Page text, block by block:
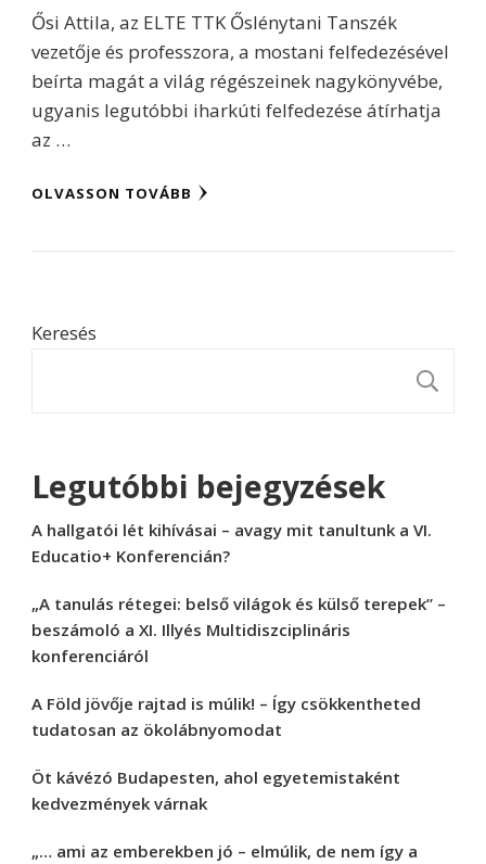
Ősi Attila, az ELTE TTK Őslénytani Tanszék
vezetője és professzora, a mostani felfedezésével
beírta magát a világ régészeinek nagykönyvébe,
ugyanis legutóbbi iharkúti felfedezése átírhatja
az …
OLVASSON TOVÁBB
Keresés
Legutóbbi bejegyzések
A hallgatói lét kihívásai – avagy mit tanultunk a VI.
Educatio+ Konferencián?
„A tanulás rétegei: belső világok és külső terepek” –
beszámoló a XI. Illyés Multidiszciplináris
konferenciáról
A Föld jövője rajtad is múlik! – Így csökkentheted
tudatosan az ökolábnyomodat
Öt kávézó Budapesten, ahol egyetemistaként
kedvezmények várnak
„… ami az emberekben jó – elmúlik, de nem így a